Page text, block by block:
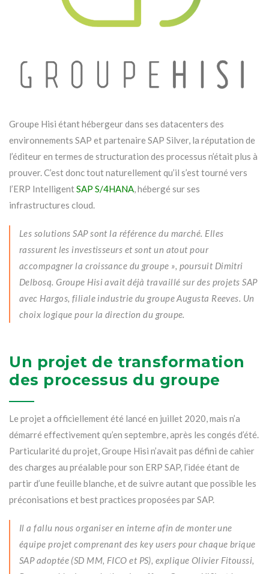
Groupe Hisi étant hébergeur dans ses datacenters des
environnements SAP et partenaire SAP Silver, la réputation de
l’éditeur en termes de structuration des processus n’était plus à
prouver. C’est donc tout naturellement qu’il s’est tourné vers
l’ERP IntelligentSAP S/4HANA, hébergé sur ses
infrastructures cloud.
Les solutions SAP sont la référence du marché. Elles
rassurent les investisseurs et sont un atout pour
accompagner la croissance du groupe », poursuit Dimitri
Delbosq. Groupe Hisi avait déjà travaillé sur des projets SAP
avec Hargos, filiale industrie du groupe Augusta Reeves. Un
choix logique pour la direction du groupe.
Un projet de transformation
des processus du groupe
Le projet a officiellement été lancé en juillet 2020, mais n’a
démarré effectivement qu’en septembre, après les congés d’été.
Particularité du projet, Groupe Hisi n’avait pas défini de cahier
des charges au préalable pour son ERP SAP, l’idée étant de
partir d’une feuille blanche, et de suivre autant que possible les
préconisations et best practices proposées par SAP.
Il a fallu nous organiser en interne afin de monter une
équipe projet comprenant des key users pour chaque brique
SAP adoptée (SD MM, FICO et PS), explique Olivier Fitoussi,